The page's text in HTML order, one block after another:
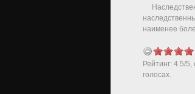
наименее
Рейтинг: 4.5/5,
голосах.